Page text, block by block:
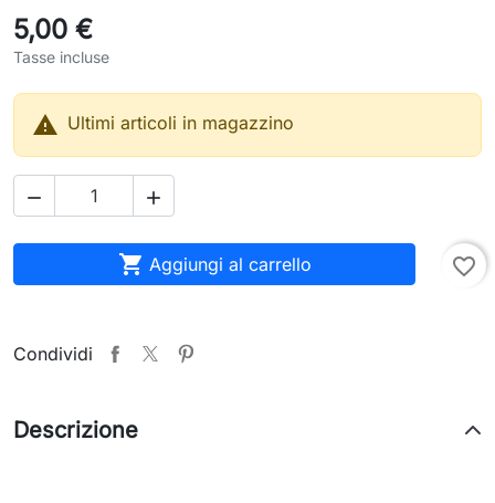
5,00 €
Tasse incluse
 Ultimi articoli in magazzino
 
 Aggiungi al carrello favorite_border
Condividi
Descrizione